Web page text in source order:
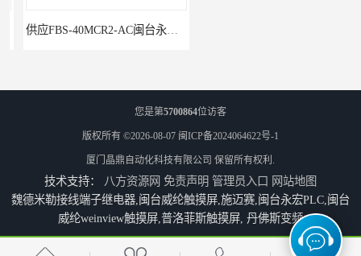
供应FBS-40MCR2-AC闽台永宏FATEKPLC
永宏7寸触摸屏HF070L-00 福建代理闽台威纶触摸屏MT8102IP
您是第5700864位访客
版权所有 ©2026-08-07 闽ICP备2024064622号-1
厦门晶鼎自动化科技有限公司 保留所有权利.
技术支持： 八方资源网 免责声明 管理员入口 网站地图
魏德米勒接线端子继电器,闽台威纶触摸屏,施迈赛,闽台永宏PLC,闽台
威纶weinview触摸屏,普洛菲斯触摸屏, 丹佛斯变频